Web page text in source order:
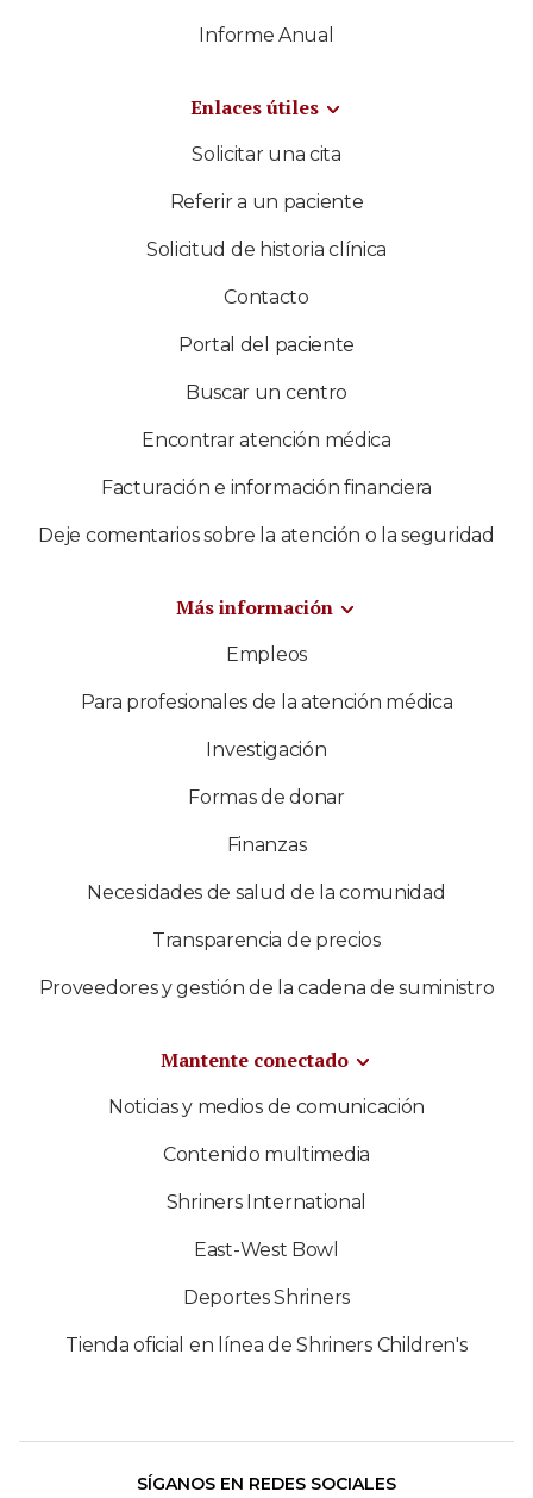
Informe Anual
Enlaces útiles
Solicitar una cita
Referir a un paciente
Solicitud de historia clínica
Contacto
Portal del paciente
Buscar un centro
Encontrar atención médica
Facturación e información financiera
Deje comentarios sobre la atención o la seguridad
Más información
Empleos
Para profesionales de la atención médica
Investigación
Formas de donar
Finanzas
Necesidades de salud de la comunidad
Transparencia de precios
Proveedores y gestión de la cadena de suministro
Mantente conectado
Noticias y medios de comunicación
Contenido multimedia
Shriners International
East-West Bowl
Deportes Shriners
Tienda oficial en línea de Shriners Children's
SÍGANOS EN REDES SOCIALES